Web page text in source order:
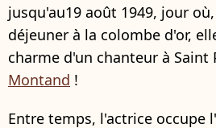
jusqu'au19 août 1949, jour
déjeuner à la colombe d'or,
charme d'un chanteur à Saint
Montand !
Entre temps, l'actrice occupe